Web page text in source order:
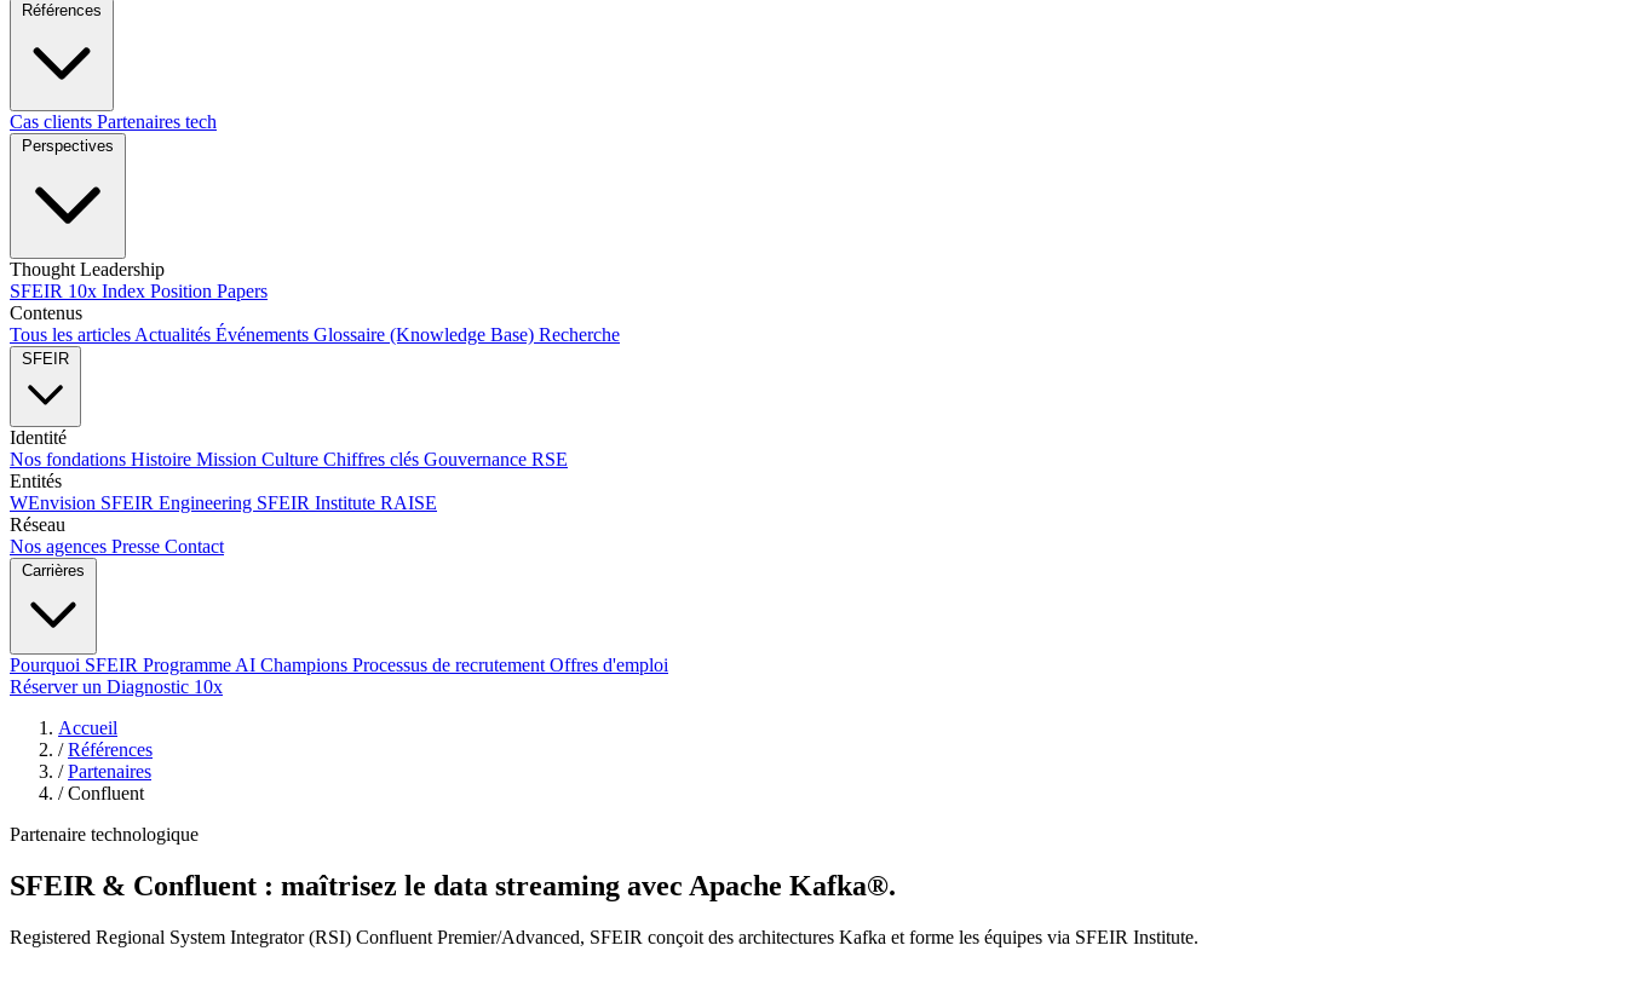
Références
Cas clients Partenaires tech
Perspectives
Thought Leadership
SFEIR 10x Index Position Papers
Contenus
Tous les articles Actualités Événements Glossaire (Knowledge Base) Recherche
SFEIR
Identité
Nos fondations Histoire Mission Culture Chiffres clés Gouvernance RSE
Entités
WEnvision SFEIR Engineering SFEIR Institute RAISE
Réseau
Nos agences Presse Contact
Carrières
Pourquoi SFEIR Programme AI Champions Processus de recrutement Offres d'emploi
Réserver un Diagnostic 10x
Accueil
/ Références
/ Partenaires
/ Confluent
Partenaire technologique
SFEIR & Confluent : maîtrisez le data streaming avec Apache Kafka®.
Registered Regional System Integrator (RSI) Confluent Premier/Advanced, SFEIR conçoit des architectures Kafka et forme les équipes via SFEIR Institute.